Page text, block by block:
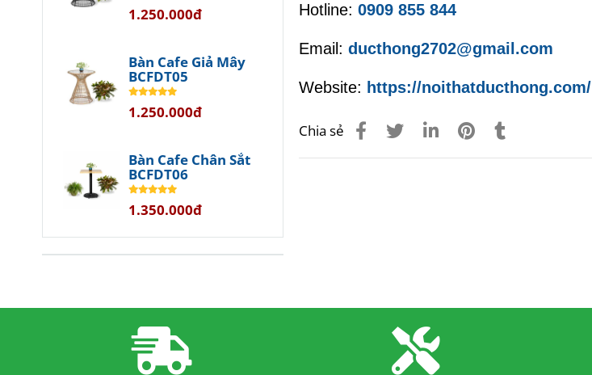
Hotline: 0909 855 844
Email: ducthong2702@gmail.com
Website: https://noithatducthong.com/
Chia sẻ
1.250.000đ
Bàn Cafe Giả Mây
BCFDT05
1.250.000đ
Bàn Cafe Chân Sắt
BCFDT06
1.350.000đ